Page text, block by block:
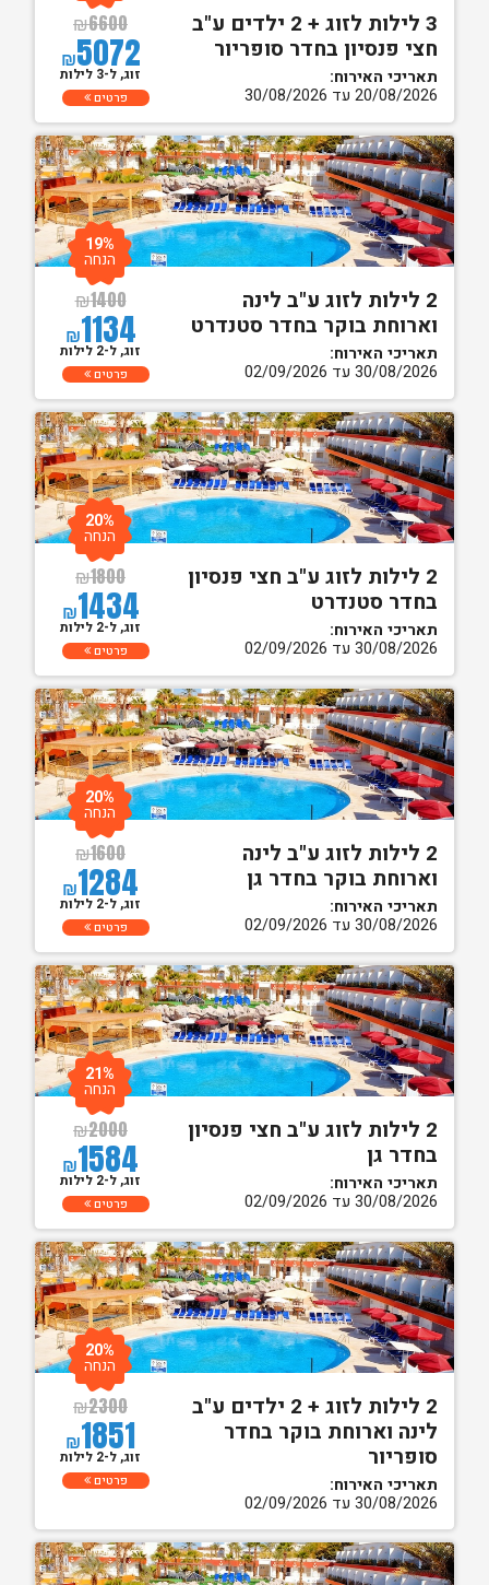
3 לילות לזוג + 2 ילדים ע"ב
חצי פנסיון בחדר סופריור
תאריכי האירוח:
20/08/2026 עד 30/08/2026
₪6600
₪5072
זוג, ל-3 לילות
פרטים
2 לילות לזוג ע"ב לינה
וארוחת בוקר בחדר סטנדרט
תאריכי האירוח:
30/08/2026 עד 02/09/2026
₪1400
₪1134
19%
הנחה
זוג, ל-2 לילות
פרטים
2 לילות לזוג ע"ב חצי פנסיון
בחדר סטנדרט
תאריכי האירוח:
30/08/2026 עד 02/09/2026
₪1800
₪1434
20%
הנחה
זוג, ל-2 לילות
פרטים
2 לילות לזוג ע"ב לינה
וארוחת בוקר בחדר גן
תאריכי האירוח:
30/08/2026 עד 02/09/2026
₪1600
₪1284
20%
הנחה
זוג, ל-2 לילות
פרטים
2 לילות לזוג ע"ב חצי פנסיון
בחדר גן
תאריכי האירוח:
30/08/2026 עד 02/09/2026
₪2000
₪1584
21%
הנחה
זוג, ל-2 לילות
פרטים
2 לילות לזוג + 2 ילדים ע"ב
לינה וארוחת בוקר בחדר
סופריור
תאריכי האירוח:
30/08/2026 עד 02/09/2026
₪2300
₪1851
20%
הנחה
זוג, ל-2 לילות
פרטים